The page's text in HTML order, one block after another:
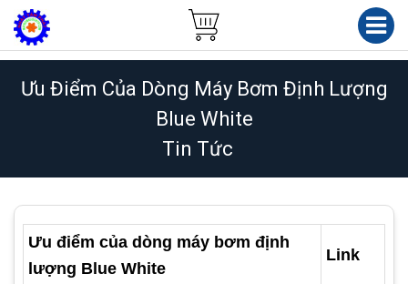
Ưu Điểm Của Dòng Máy Bơm Định Lượng
Blue White
Tin Tức
Ưu điểm của dòng máy bơm định
lượng Blue White
Link